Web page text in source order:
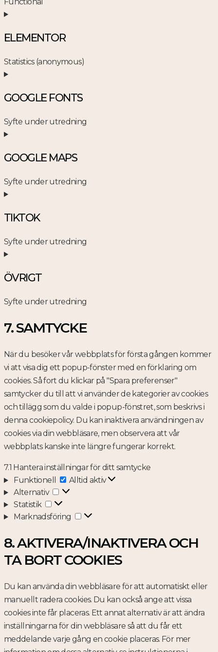
Consent
service
ELEMENTOR
Statistics (anonymous)
Consent
service
GOOGLE FONTS
Syfte under utredning
Consent
service
fonts
GOOGLE MAPS
Syfte under utredning
Consent
service
maps
TIKTOK
Syfte under utredning
Consent
service
ÖVRIGT
Syfte under utredning
to
Övrigt
7. SAMTYCKE
När du besöker vår webbplats för första gången kommer
vi att visa dig ett popup-fönster med en förklaring om
cookies. Så fort du klickar på "Spara preferenser"
samtycker du till att vi använder de kategorier av cookies
och tillägg som du valde i popup-fönstret, som beskrivs i
denna cookiepolicy. Du kan inaktivera användningen av
cookies via din webbläsare, men observera att vår
webbplats kanske inte längre fungerar korrekt.
7.1 Hantera inställningar för ditt samtycke
Funktionell
Funktionell
Alltid aktiv
Alternativ
Alternativ
Statistik
Statistik
Marknadsföring
Marknadsföring
8. AKTIVERA/INAKTIVERA OCH
TA BORT COOKIES
Du kan använda din webbläsare för att automatiskt eller
manuellt radera cookies. Du kan också ange att vissa
cookies inte får placeras. Ett annat alternativ är att ändra
inställningarna för din webbläsare så att du får ett
meddelande varje gång en cookie placeras. För mer